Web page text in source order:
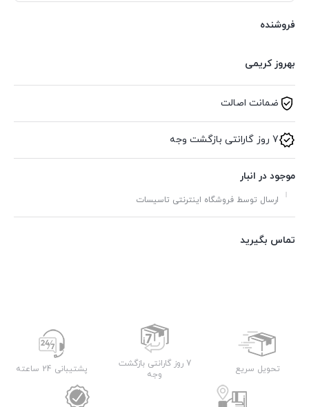
فروشنده
بهروز کریمی
ضمانت اصالت
7 روز گارانتی بازگشت وجه
موجود در انبار
ارسال توسط فروشگاه اینترنتی تاسیسات
تماس بگیرید
تحویل سریع
7 روز گارانتی بازگشت
وجه
پشتیبانی 24 ساعته